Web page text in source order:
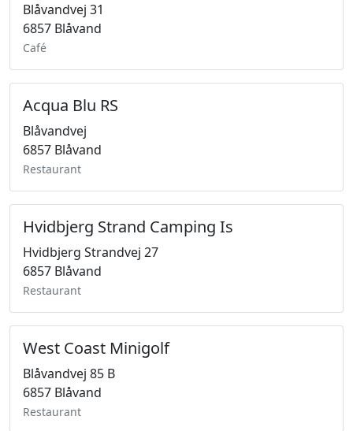
Blåvandvej 31
6857 Blåvand
Café
Acqua Blu RS
Blåvandvej
6857 Blåvand
Restaurant
Hvidbjerg Strand Camping Is
Hvidbjerg Strandvej 27
6857 Blåvand
Restaurant
West Coast Minigolf
Blåvandvej 85 B
6857 Blåvand
Restaurant